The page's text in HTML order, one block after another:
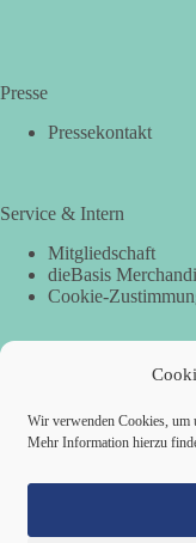
Wir verwenden Cookies, um
Mehr Information hierzu
Presse
Pressekontakt
Service & Intern
Mitgliedschaft
dieBasis
Cookie-
Per Banküberweisung:
IBAN: DE87 2019 0003